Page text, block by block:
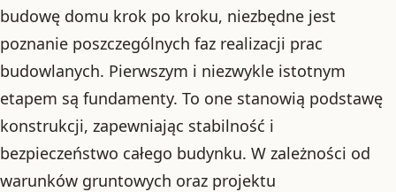
budowę domu krok po kroku, niezbędne jest
poznanie poszczególnych faz realizacji prac
budowlanych. Pierwszym i niezwykle istotnym
etapem są fundamenty. To one stanowią podstawę
konstrukcji, zapewniając stabilność i
bezpieczeństwo całego budynku. W zależności od
warunków gruntowych oraz projektu